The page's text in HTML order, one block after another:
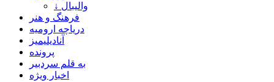
↓ والیبال
فرهنگ و هنر
دریاچه ارومیه
آنادیلیمیز
پرونده
به قلم سردبیر
اخبار ویژه